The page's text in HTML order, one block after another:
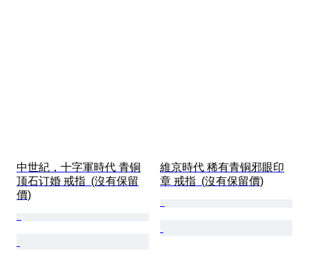
中世紀，十字軍時代 青铜
顶石订婚 戒指  (沒有保留
價)
維京時代 稀有青铜邪眼印
章 戒指  (沒有保留價)